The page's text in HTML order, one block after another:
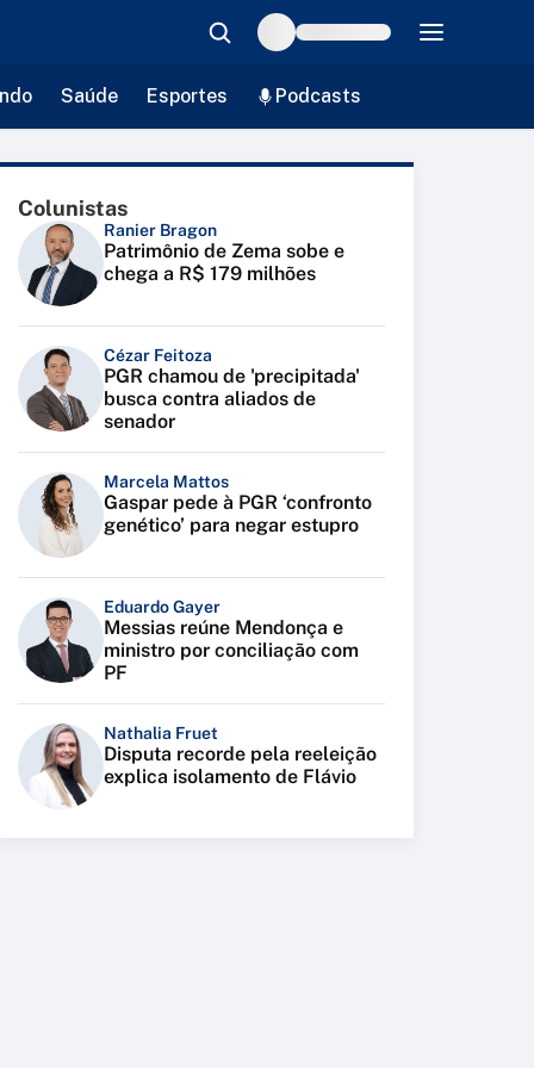
Saúde Esportes Podcasts
Colunistas
Ranier Bragon
Patrimônio de Zema sobe e
chega a R$ 179 milhões
Cézar Feitoza
PGR chamou de 'precipitada'
busca contra aliados de
senador
Marcela Mattos
Gaspar pede à PGR ‘confronto
genético’ para negar estupro
Eduardo Gayer
Messias reúne Mendonça e
ministro por conciliação com
PF
Nathalia Fruet
Disputa recorde pela reeleição
explica isolamento de Flávio